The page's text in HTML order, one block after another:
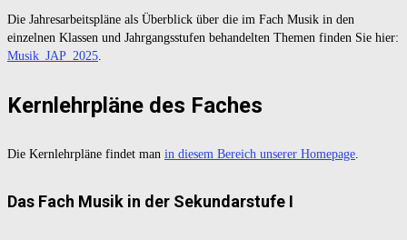
Die Jahresarbeitspläne als Überblick über die im Fach Musik in den
einzelnen Klassen und Jahrgangsstufen behandelten Themen finden Sie hier:
Musik_JAP_2025
Kernlehrpläne des Faches
Die Kernlehrpläne findet man in diesem Bereich unserer Homepage
Das Fach Musik in der Sekundarstufe I